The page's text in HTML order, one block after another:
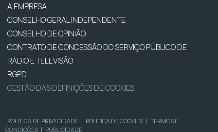
A EMPRESA
CONSELHO GERAL INDEPENDENTE
CONSELHO DE OPINIÃO
CONTRATO DE CONCESSÃO DO SERVIÇO PÚBLICO DE
RÁDIO E TELEVISÃO
RGPD
GESTÃO DAS DEFINIÇÕES DE COOKIES
POLÍTICA DE PRIVACIDADE | POLÍTICA DE COOKIES | TERMOS E
CONDIÇÕES | PUBLICIDADE